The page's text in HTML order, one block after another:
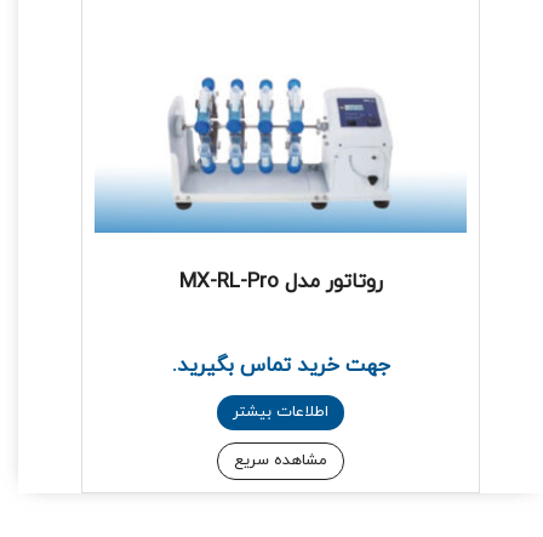
روتاتور مدل MX-RL-Pro
جهت خرید تماس بگیرید.
اطلاعات بیشتر
مشاهده سریع